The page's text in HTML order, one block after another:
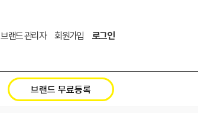
브랜드 관리자 회원가입 로그인
브랜드 무료등록